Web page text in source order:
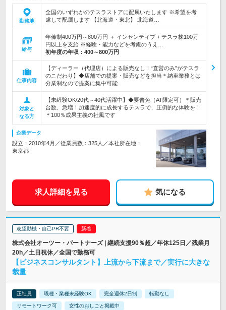
勤務地
全国のいずれかのテスラストアに配属いたします ※希望を考
慮して配属します 【北海道・東北】 北海道…
給与
年俸制400万円～800万円 ＋ インセンティブ + テスラ株100万
円以上を支給 ※経験・能力などを考慮のうえ…
初年度の年収： 400～800万円
仕事内容
【ディーラー（代理店）による販売なし！“直営のみ”がテスラ
のこだわり】◆店舗での提案・販売などを担当＊納車業務とは
分業制なので提案に集中可能
対象と
なる方
【未経験OK/20代～40代活躍中】◆要普免（AT限定可）＊販売
台数、急増！加速度的に成長するテスラで、圧倒的な体験を！
＊100％成果主義の社風です
企業データ
設立：2010年4月／従業員数：325人／本社所在地：
東京都
求人詳細を見る 気になる
志望動機・自己PR不要
株式会社オーツー・パートナーズ | 継続支援90％超／年休125日／残業月
20h／土日祝休／全国で勤務可
【ビジネスコンサルタント】上流から下流まで／実行に大きな
裁量
正社員 職種・業種未経験OK 完全週休2日制 転勤なし
リモートワーク可 女性のおしごと掲載中